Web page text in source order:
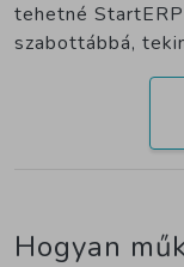
tehetné
szabottábbá,
Hogyan